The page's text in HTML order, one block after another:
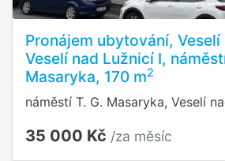
Pronájem ubytování,
Veselí nad Lužnicí I,
Masaryka, 170 m2
náměstí T. G. Masaryka, Veselí
35 000 Kč /za měsíc